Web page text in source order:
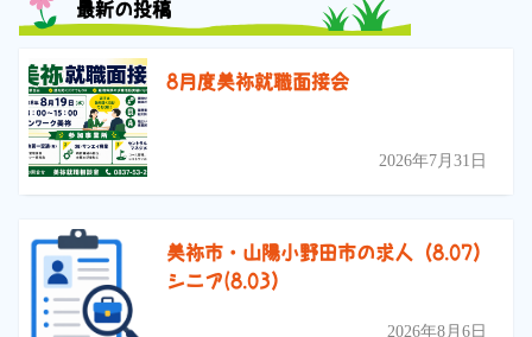
最新の投稿
8月度美祢就職面接会
2026年7月31日
美祢市・山陽小野田市の求人（8.07）
シニア(8.03）
2026年8月6日